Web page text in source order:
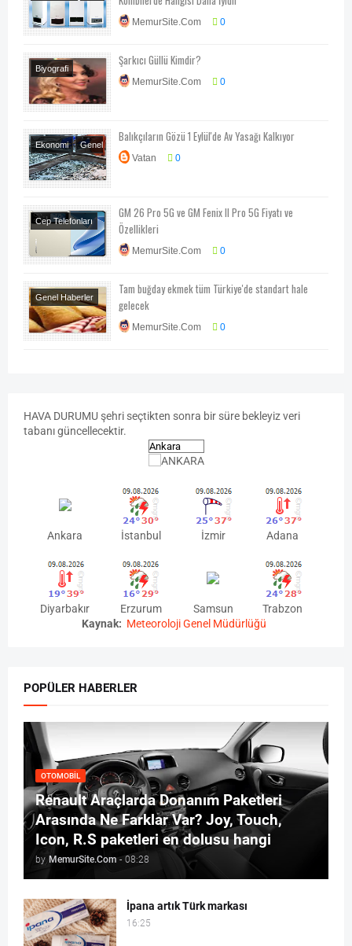
Yapılır?
MemurSite.Com 0
Biyografi
Şarkıcı Güllü Kimdir?
MemurSite.Com 0
Ekonomi
Genel
Haberler
Balıkçıların Gözü 1 Eylül'de Av Yasağı Kalkıyor
Vatan 0
Cep Telefonları
GM 26 Pro 5G ve GM Fenix II Pro 5G Fiyatı ve
Özellikleri
MemurSite.Com 0
Genel Haberler
Sağlık
Tam buğday ekmek tüm Türkiye'de standart hale
gelecek
MemurSite.Com 0
HAVA DURUMU şehri seçtikten sonra bir süre bekleyiz veri
tabanı güncellecektir.
Ankara İstanbul İzmir Adana
Diyarbakır Erzurum Samsun
Trabzon
Kaynak: Meteoroloji Genel Müdürlüğü
POPÜLER HABERLER
OTOMOBIL
Renault Araçlarda Donanım Paketleri
Arasında Ne Farklar Var? Joy, Touch,
Icon, R.S paketleri en dolusu hangi
by MemurSite.Com - 08:28
İpana artık Türk markası
16:25